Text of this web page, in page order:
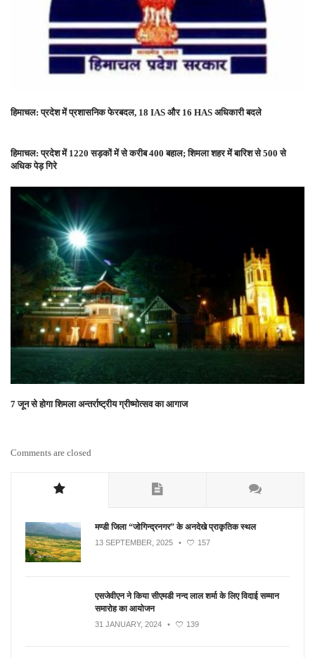
हिमाचल: प्रदेश में प्रशासनिक फेरबदल, 18 IAS और 16 HAS अधिकारी बदले
हिमाचल: प्रदेश में 1220 सड़कों में से करीब 400 बहाल; शिमला शहर में बारिश से 500 से
अधिक पेड़ गिरे
7 जून से होगा शिमला अन्तर्राष्ट्रीय ग्रीष्मोत्सव का आगाज
Comments are closed
मण्डी जिला “जोगिन्द्रनगर” के अनदेखे प्राकृतिक स्थल
13 SEPTEMBER, 2025 • 157
एसजेवीएन ने किया सीएमडी नन्‍द लाल शर्मा के लिए विदाई सम्मान
समारोह का आयोजन
31 JANUARY, 2024 • 139